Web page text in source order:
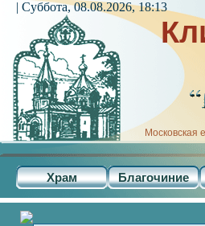
Московская
Храм Благочиние
| Суббота, 08.08.2026, 18:13